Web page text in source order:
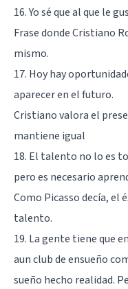
16. Yo sé que al que le
Frase donde Cristiano
mismo.
17. Hoy hay
aparecer en el futuro.
Cristiano valora el
mantiene igual
18. El talento no lo es
pero es necesario
Como Picasso decía, el
talento.
19. La gente tiene que
aun club de ensueño
sueño hecho realidad.